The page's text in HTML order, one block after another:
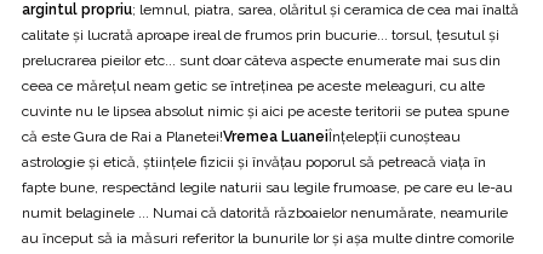
argintul propriu; lemnul, piatra, sarea, olăritul și ceramica de cea mai înaltă
calitate și lucrată aproape ireal de frumos prin bucurie... torsul, țesutul și
prelucrarea pieilor etc... sunt doar câteva aspecte enumerate mai sus din
ceea ce mărețul neam getic se întreținea pe aceste meleaguri, cu alte
cuvinte nu le lipsea absolut nimic și aici pe aceste teritorii se putea spune
că este Gura de Rai a Planetei!Vremea LuaneiÎnțelepțîi cunoșteau
astrologie și etică, științele fizicii și învățau poporul să petreacă viaţa în
fapte bune, respectând legile naturii sau legile frumoase, pe care eu le-au
numit belaginele ... Numai că datorită războaielor nenumărate, neamurile
au început să ia măsuri referitor la bunurile lor și așa multe dintre comorile